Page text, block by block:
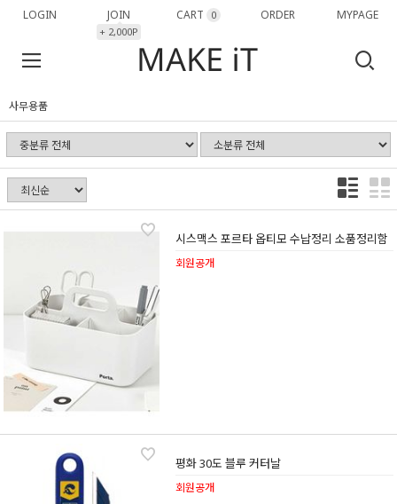
LOGIN JOIN
+ 2,000P
CART 0 ORDER MYPAGE
사무용품
시스맥스 포르타 옵티모 수납정리 소품정리함
회원공개
평화 30도 블루 커터날
회원공개